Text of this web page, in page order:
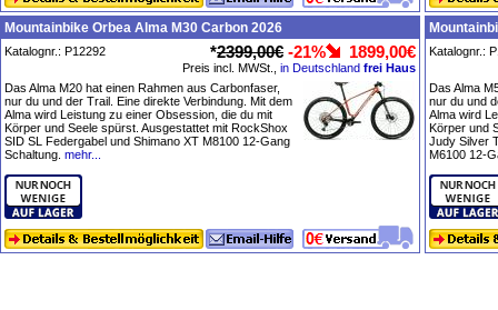
Mountainbike Orbea Alma M30 Carbon 2026
Katalognr.: P12292 *2399,00€ -21% 1899,00€
Preis incl. MWSt., in Deutschland frei Haus
Das Alma M20 hat einen Rahmen aus Carbonfaser,
nur du und der Trail. Eine direkte Verbindung. Mit dem
Alma wird Leistung zu einer Obsession, die du mit
Körper und Seele spürst. Ausgestattet mit RockShox
SID SL Federgabel und Shimano XT M8100 12-Gang
Schaltung. mehr...
Katalognr.:
Das Alma
nur du und
Alma wird
Körper und
Judy Silver
M6100 12-